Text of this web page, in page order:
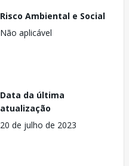
Risco Ambiental e Social
Não aplicável
Data da última
atualização
20 de julho de 2023